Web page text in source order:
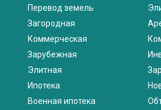
Перевод земель
Загородная
Коммерческая
Зарубежная
Элитная
Ипотека
Военная ипотека